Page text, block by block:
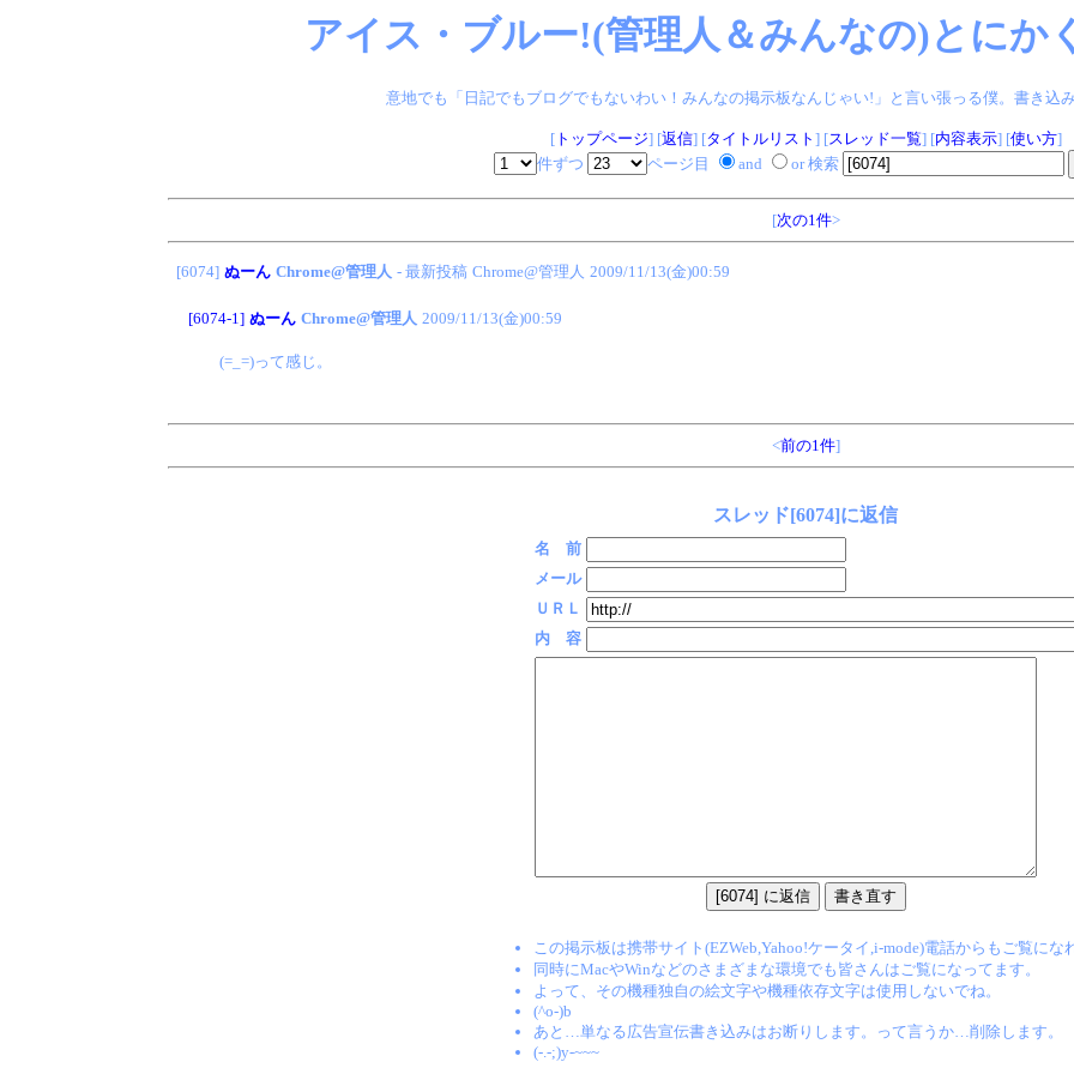
アイス・ブルー!(管理人＆みんなの)とにか
意地でも「日記でもブログでもないわい！みんなの掲示板なんじゃい!」と言い張っる僕。書き込
[トップページ] [返信] [タイトルリスト ] [スレッド一覧] [内容表示] [使い方]
件ずつ
ページ目 and or 検索
[次の1件>
[6074] ぬーん Chrome@管理人 - 最新投稿 Chrome@管理人 2009/11/13(金)00:59
[6074-1] ぬーん Chrome@管理人 2009/11/13(金)00:59
(=_=)って感じ。
<前の1件]
スレッド[6074]に返信
名 前
メール
ＵＲＬ
内 容
この掲示板は携帯サイト(EZWeb,Yahoo!ケータイ,i-mode)電話からもご覧にな
同時にMacやWinなどのさまざまな環境でも皆さんはご覧になってます。
よって、その機種独自の絵文字や機種依存文字は使用しないでね。
(^o-)b
あと…単なる広告宣伝書き込みはお断りします。って言うか…削除します。
(-.-;)y-~~~